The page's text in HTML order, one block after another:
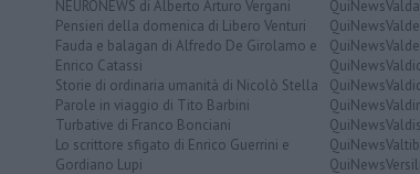
NEURONEWS di Alberto Arturo Vergani
Pensieri della domenica di Libero Venturi
Fauda e balagan di Alfredo De Girolamo e
Enrico Catassi
Storie di ordinaria umanità di Nicolò Stella
Parole in viaggio di Tito Barbini
Turbative di Franco Bonciani
Lo scrittore sfigato di Enrico Guerrini e
Gordiano Lupi